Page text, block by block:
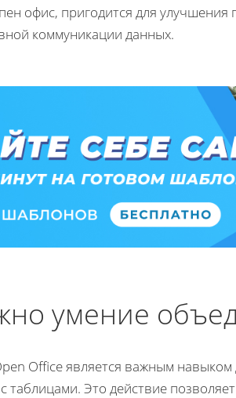
офис, пригодится для
коммуникации данных.
умение
Office является важным навыком
таблицами. Это действие